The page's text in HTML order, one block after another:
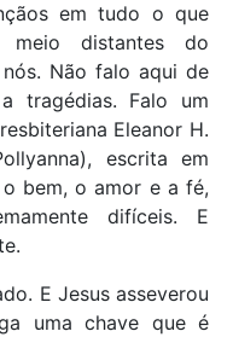
em tudo o que
meio distantes do
Não falo aqui de
tragédias. Falo um
Eleanor H.
escrita em
bem, o amor e a fé,
difíceis. E
E Jesus asseverou
uma chave que é